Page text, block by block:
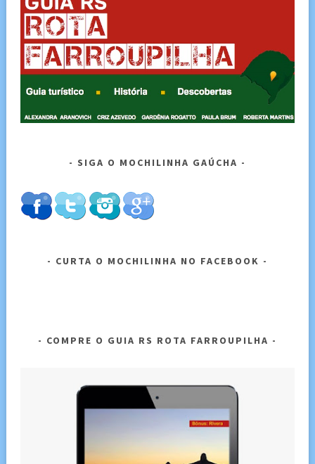
SIGA O MOCHILINHA GAÚCHA
CURTA O MOCHILINHA NO FACEBOOK
COMPRE O GUIA RS ROTA FARROUPILHA